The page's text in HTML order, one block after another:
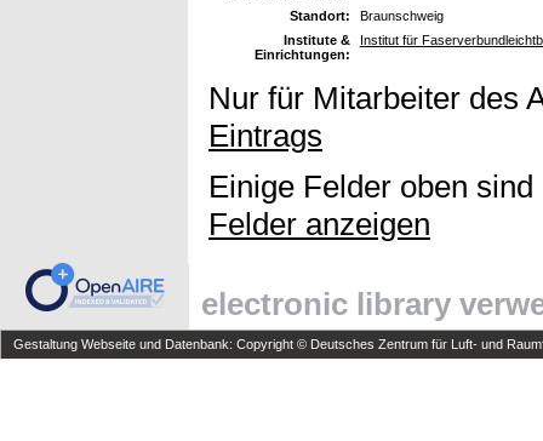
Standort:
Braunschweig
Institute &
Einrichtungen:
Institut für
Nur für Mitarbeiter des
Eintrags
Einige Felder oben
Felder anzeigen
electronic library
Gestaltung Webseite und Datenbank: Copyright © Deutsches Zentrum für Luft- und